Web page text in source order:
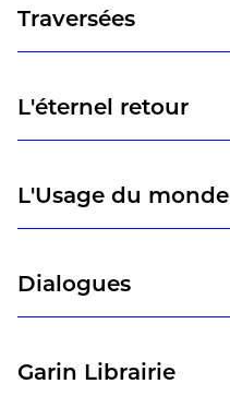
Traversées
L'éternel retour
L'Usage du monde
Dialogues
Garin Librairie